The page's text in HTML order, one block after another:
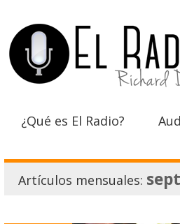
¿Qué es El Radio?
Artículos mensuales: